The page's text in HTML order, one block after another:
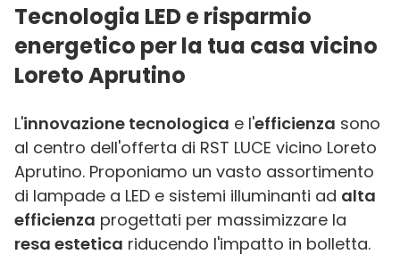
Tecnologia LED e risparmio
energetico per la tua casa vicino
Loreto Aprutino
L'innovazione tecnologica e l'efficienza sono
al centro dell'offerta di RST LUCE vicino Loreto
Aprutino. Proponiamo un vasto assortimento
di lampade a LED e sistemi illuminanti ad alta
efficienza progettati per massimizzare la
resa estetica riducendo l'impatto in bolletta.